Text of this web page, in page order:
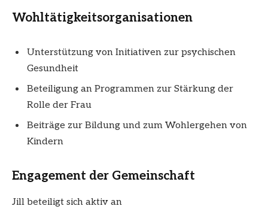
Wohltätigkeitsorganisationen
Unterstützung von Initiativen zur psychischen
Gesundheit
Beteiligung an Programmen zur Stärkung der
Rolle der Frau
Beiträge zur Bildung und zum Wohlergehen von
Kindern
Engagement der Gemeinschaft
Jill beteiligt sich aktiv an